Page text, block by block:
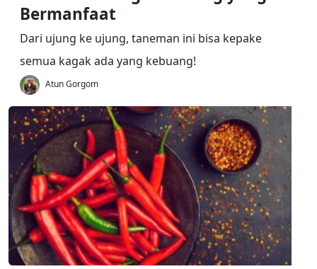
Bermanfaat
Dari ujung ke ujung, taneman ini bisa kepake
semua kagak ada yang kebuang!
Atun Gorgom